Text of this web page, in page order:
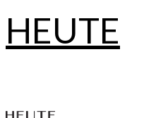
HEUTE